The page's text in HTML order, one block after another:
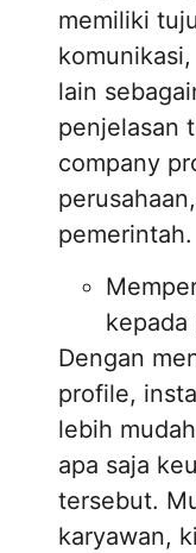
memiliki
lain
penjelasan
company
pemerintah.
kepada
Dengan
profile,
lebih
apa saja
tersebut.
karyawan,